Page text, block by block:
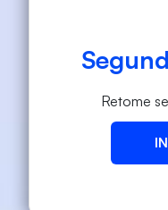
Retome